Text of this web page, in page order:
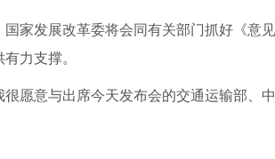
发展改革委将会同有关部门抓好《意见
力支撑。
意与出席今天发布会的交通运输部、中